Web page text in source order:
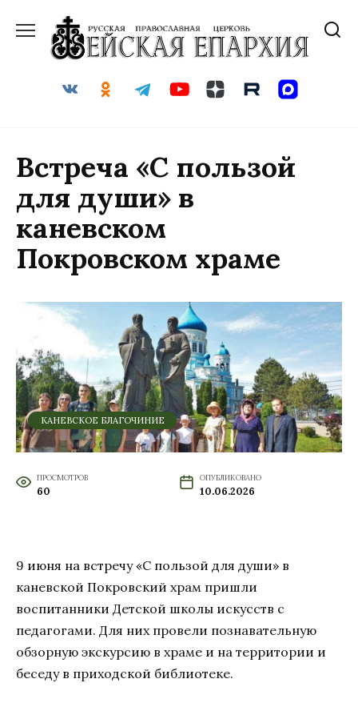
содержанию
Встреча «С пользой
для души» в
каневском
Покровском храме
КАНЕВСКОЕ БЛАГОЧИНИЕ
ПРОСМОТРОВ
60
ОПУБЛИКОВАНО
10.06.2026
9 июня на встречу «С пользой для души» в
каневской Покровский храм пришли
воспитанники Детской школы искусств с
педагогами. Для них провели познавательную
обзорную экскурсию в храме и на территории и
беседу в приходской библиотеке.